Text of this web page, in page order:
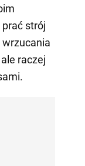
strój
wrzucania
raczej